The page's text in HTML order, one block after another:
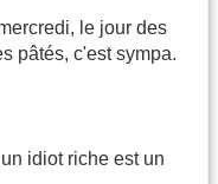
le jour des
pâtés, c'est sympa.
idiot riche est un